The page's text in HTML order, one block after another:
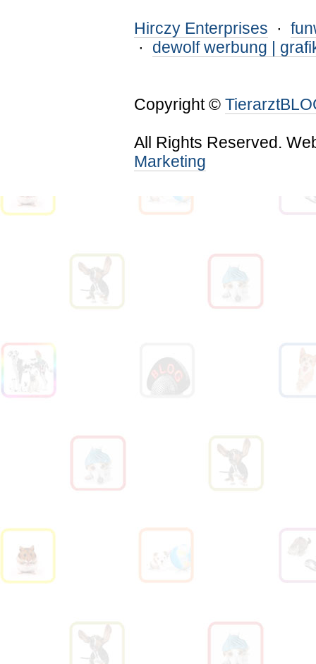
Hirczy Enterprises ·
· dewolf werbung |
Copyright ©
All Rights Reserved.
Marketing